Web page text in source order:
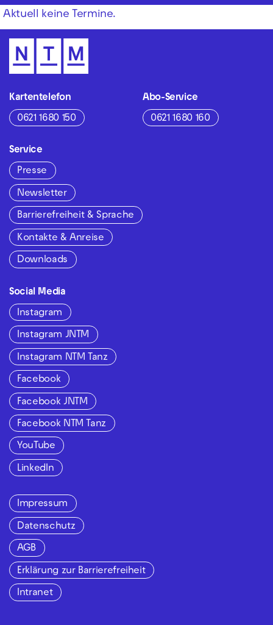
Aktuell keine Termine.
Kartentelefon
0621 1680 150
Abo-Service
0621 1680 160
Service
Presse
Newsletter
Barrierefreiheit & Sprache
Kontakte & Anreise
Downloads
Social Media
Instagram
Instagram JNTM
Instagram NTM Tanz
Facebook
Facebook JNTM
Facebook NTM Tanz
YouTube
LinkedIn
Impressum
Datenschutz
AGB
Erklärung zur Barrierefreiheit
Intranet